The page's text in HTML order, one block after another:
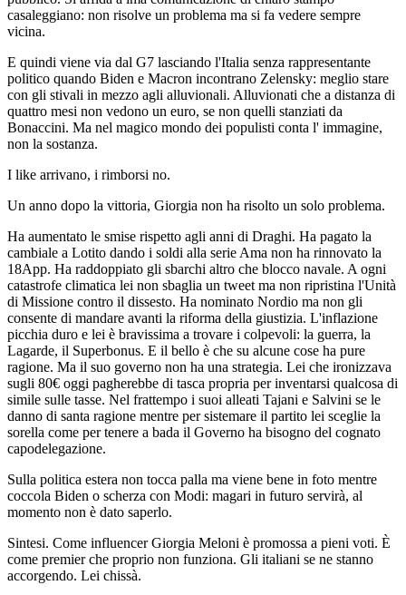
casaleggiano: non risolve un problema ma si fa vedere sempre
vicina.
E quindi viene via dal G7 lasciando l'Italia senza rappresentante
politico quando Biden e Macron incontrano Zelensky: meglio stare
con gli stivali in mezzo agli alluvionali. Alluvionati che a distanza di
quattro mesi non vedono un euro, se non quelli stanziati da
Bonaccini. Ma nel magico mondo dei populisti conta l' immagine,
non la sostanza.
I like arrivano, i rimborsi no.
Un anno dopo la vittoria, Giorgia non ha risolto un solo problema.
Ha aumentato le smise rispetto agli anni di Draghi. Ha pagato la
cambiale a Lotito dando i soldi alla serie Ama non ha rinnovato la
18App. Ha raddoppiato gli sbarchi altro che blocco navale. A ogni
catastrofe climatica lei non sbaglia un tweet ma non ripristina l'Unità
di Missione contro il dissesto. Ha nominato Nordio ma non gli
consente di mandare avanti la riforma della giustizia. L'inflazione
picchia duro e lei è bravissima a trovare i colpevoli: la guerra, la
Lagarde, il Superbonus. E il bello è che su alcune cose ha pure
ragione. Ma il suo governo non ha una strategia. Lei che ironizzava
sugli 80€ oggi pagherebbe di tasca propria per inventarsi qualcosa di
simile sulle tasse. Nel frattempo i suoi alleati Tajani e Salvini se le
danno di santa ragione mentre per sistemare il partito lei sceglie la
sorella come per tenere a bada il Governo ha bisogno del cognato
capodelegazione.
Sulla politica estera non tocca palla ma viene bene in foto mentre
coccola Biden o scherza con Modi: magari in futuro servirà, al
momento non è dato saperlo.
Sintesi. Come influencer Giorgia Meloni è promossa a pieni voti. È
come premier che proprio non funziona. Gli italiani se ne stanno
accorgendo. Lei chissà.